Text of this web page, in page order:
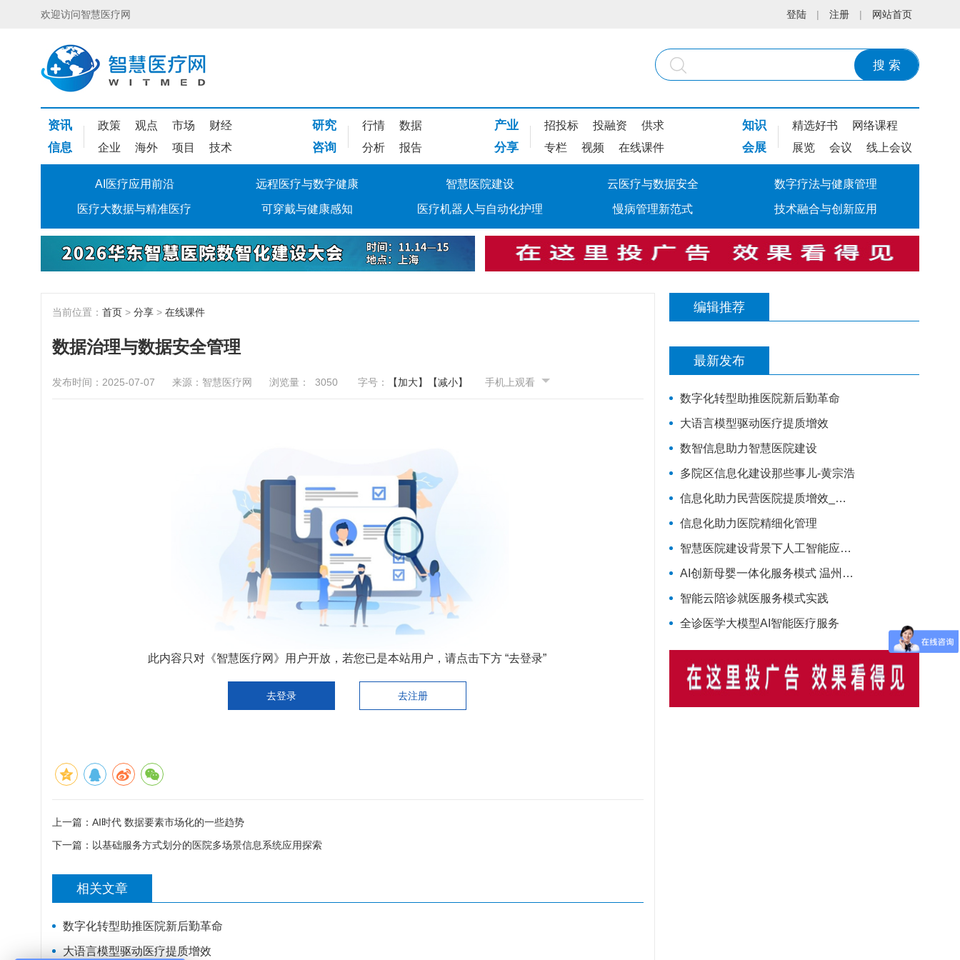
欢迎访问智慧医疗网 登陆 | 注册 | 网站首页
搜 索
资讯 政策 观点 市场 财经
信息 企业 海外 项目 技术
研究 行情 数据
咨询 分析 报告
产业 招投标 投融资 供求
分享 专栏 视频 在线课件
知识 精选好书 网络课程
会展 展览 会议 线上会议
AI医疗应用前沿 远程医疗与数字健康 智慧医院建设 云医疗与数据安全 数字疗法与健康管理
医疗大数据与精准医疗 可穿戴与健康感知 医疗机器人与自动化护理 慢病管理新范式 技术融合与创新应用
当前位置： 首页 > 分享 > 在线课件
数据治理与数据安全管理
发布时间：2025-07-07 来源：智慧医疗网 浏览量： 3050 字号： 【加大】 【减小】 手机上观看
此内容只对《智慧医疗网》用户开放，若您已是本站用户，请点击下方 “去登录”
去登录 去注册
上一篇： AI时代 数据要素市场化的一些趋势
下一篇： 以基础服务方式划分的医院多场景信息系统应用探索
相关文章
数字化转型助推医院新后勤革命
大语言模型驱动医疗提质增效
编辑推荐
最新发布
数字化转型助推医院新后勤革命
大语言模型驱动医疗提质增效
数智信息助力智慧医院建设
多院区信息化建设那些事儿-黄宗浩
信息化助力民营医院提质增效_苏州明基医院潘爱女
信息化助力医院精细化管理
智慧医院建设背景下人工智能应用实践
AI创新母婴一体化服务模式 温州市人民医院
智能云陪诊就医服务模式实践
全诊医学大模型AI智能医疗服务